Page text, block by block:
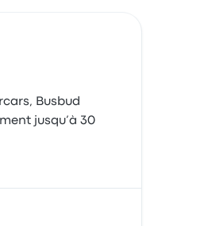
Busbud
jusqu’à 30